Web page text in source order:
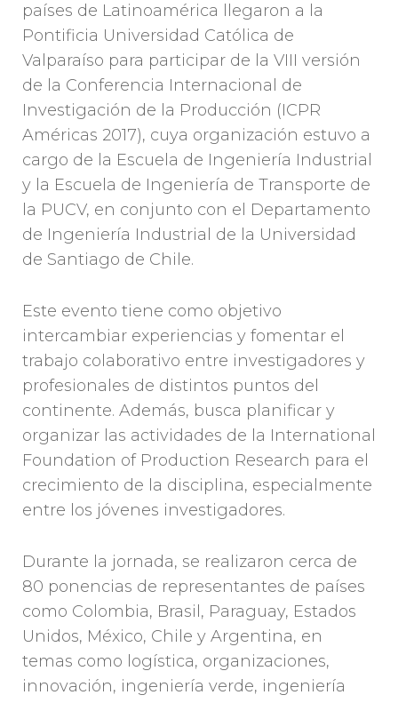
países de Latinoamérica llegaron a la
Pontificia Universidad Católica de
Valparaíso para participar de la VIII versión
de la Conferencia Internacional de
Investigación de la Producción (ICPR
Américas 2017), cuya organización estuvo a
cargo de la Escuela de Ingeniería Industrial
y la Escuela de Ingeniería de Transporte de
la PUCV, en conjunto con el Departamento
de Ingeniería Industrial de la Universidad
de Santiago de Chile.
Este evento tiene como objetivo
intercambiar experiencias y fomentar el
trabajo colaborativo entre investigadores y
profesionales de distintos puntos del
continente. Además, busca planificar y
organizar las actividades de la International
Foundation of Production Research para el
crecimiento de la disciplina, especialmente
entre los jóvenes investigadores.
Durante la jornada, se realizaron cerca de
80 ponencias de representantes de países
como Colombia, Brasil, Paraguay, Estados
Unidos, México, Chile y Argentina, en
temas como logística, organizaciones,
innovación, ingeniería verde, ingeniería